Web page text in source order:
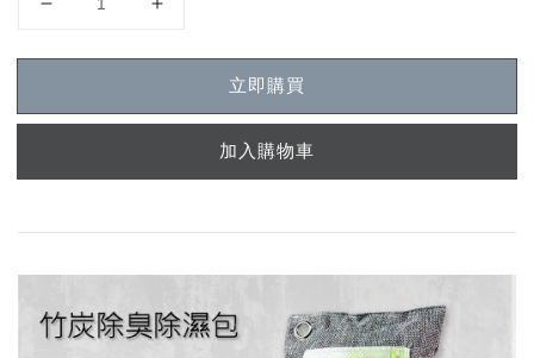
立即購買
加入購物車